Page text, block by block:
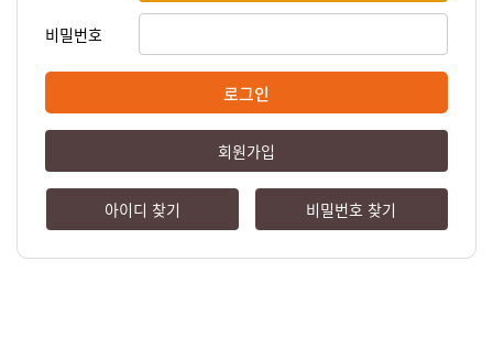
비밀번호
로그인
회원가입
아이디 찾기 비밀번호 찾기